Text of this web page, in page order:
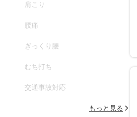
肩こり
腰痛
ぎっくり腰
むち打ち
交通事故対応
もっと見る